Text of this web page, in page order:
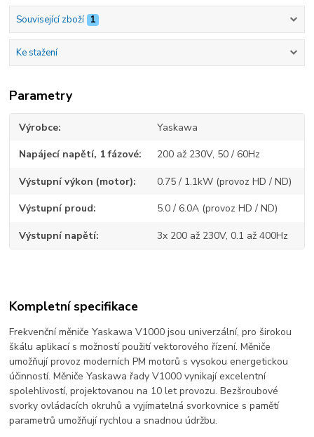
Ke stažení
Související zboží 1
Kompletní specifikace
Frekvenční měniče Yaskawa V1000 jsou univerzální, pro širokou
škálu aplikací s možností použití vektorového řízení. Měniče
umožňují provoz moderních PM motorů s vysokou energetickou
účinností. Měniče Yaskawa řady V1000 vynikají excelentní
spolehlivostí, projektovanou na 10 let provozu. Bezšroubové
svorky ovládacích okruhů a vyjímatelná svorkovnice s pamětí
parametrů umožňují rychlou a snadnou údržbu.
Parametry
Výrobce Yaskawa
Napájecí napětí, 1 fázové 200 až 230V, 50 / 60Hz
Výstupní výkon (motor) 0.75 / 1.1kW (provoz HD / ND)
Výstupní proud 5.0 / 6.0A (provoz HD / ND)
Výstupní napětí 3x 200 až 230V, 0.1 až 400Hz